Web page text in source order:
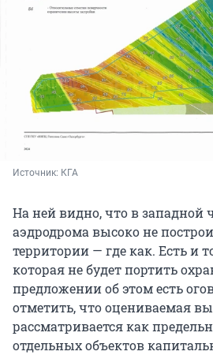
Источник: КГА
На ней видно, что в западной
аэдродрома высоко не
территории — где как. Есть и
которая не будет портить
предложении об этом есть
отметить, что оцениваемая
рассматривается как
отдельных объектов